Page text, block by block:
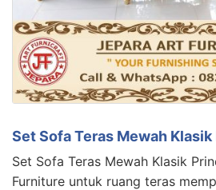
Set Sofa Teras Mewah
Set Sofa Teras Mewah Klasik
Furniture untuk ruang teras